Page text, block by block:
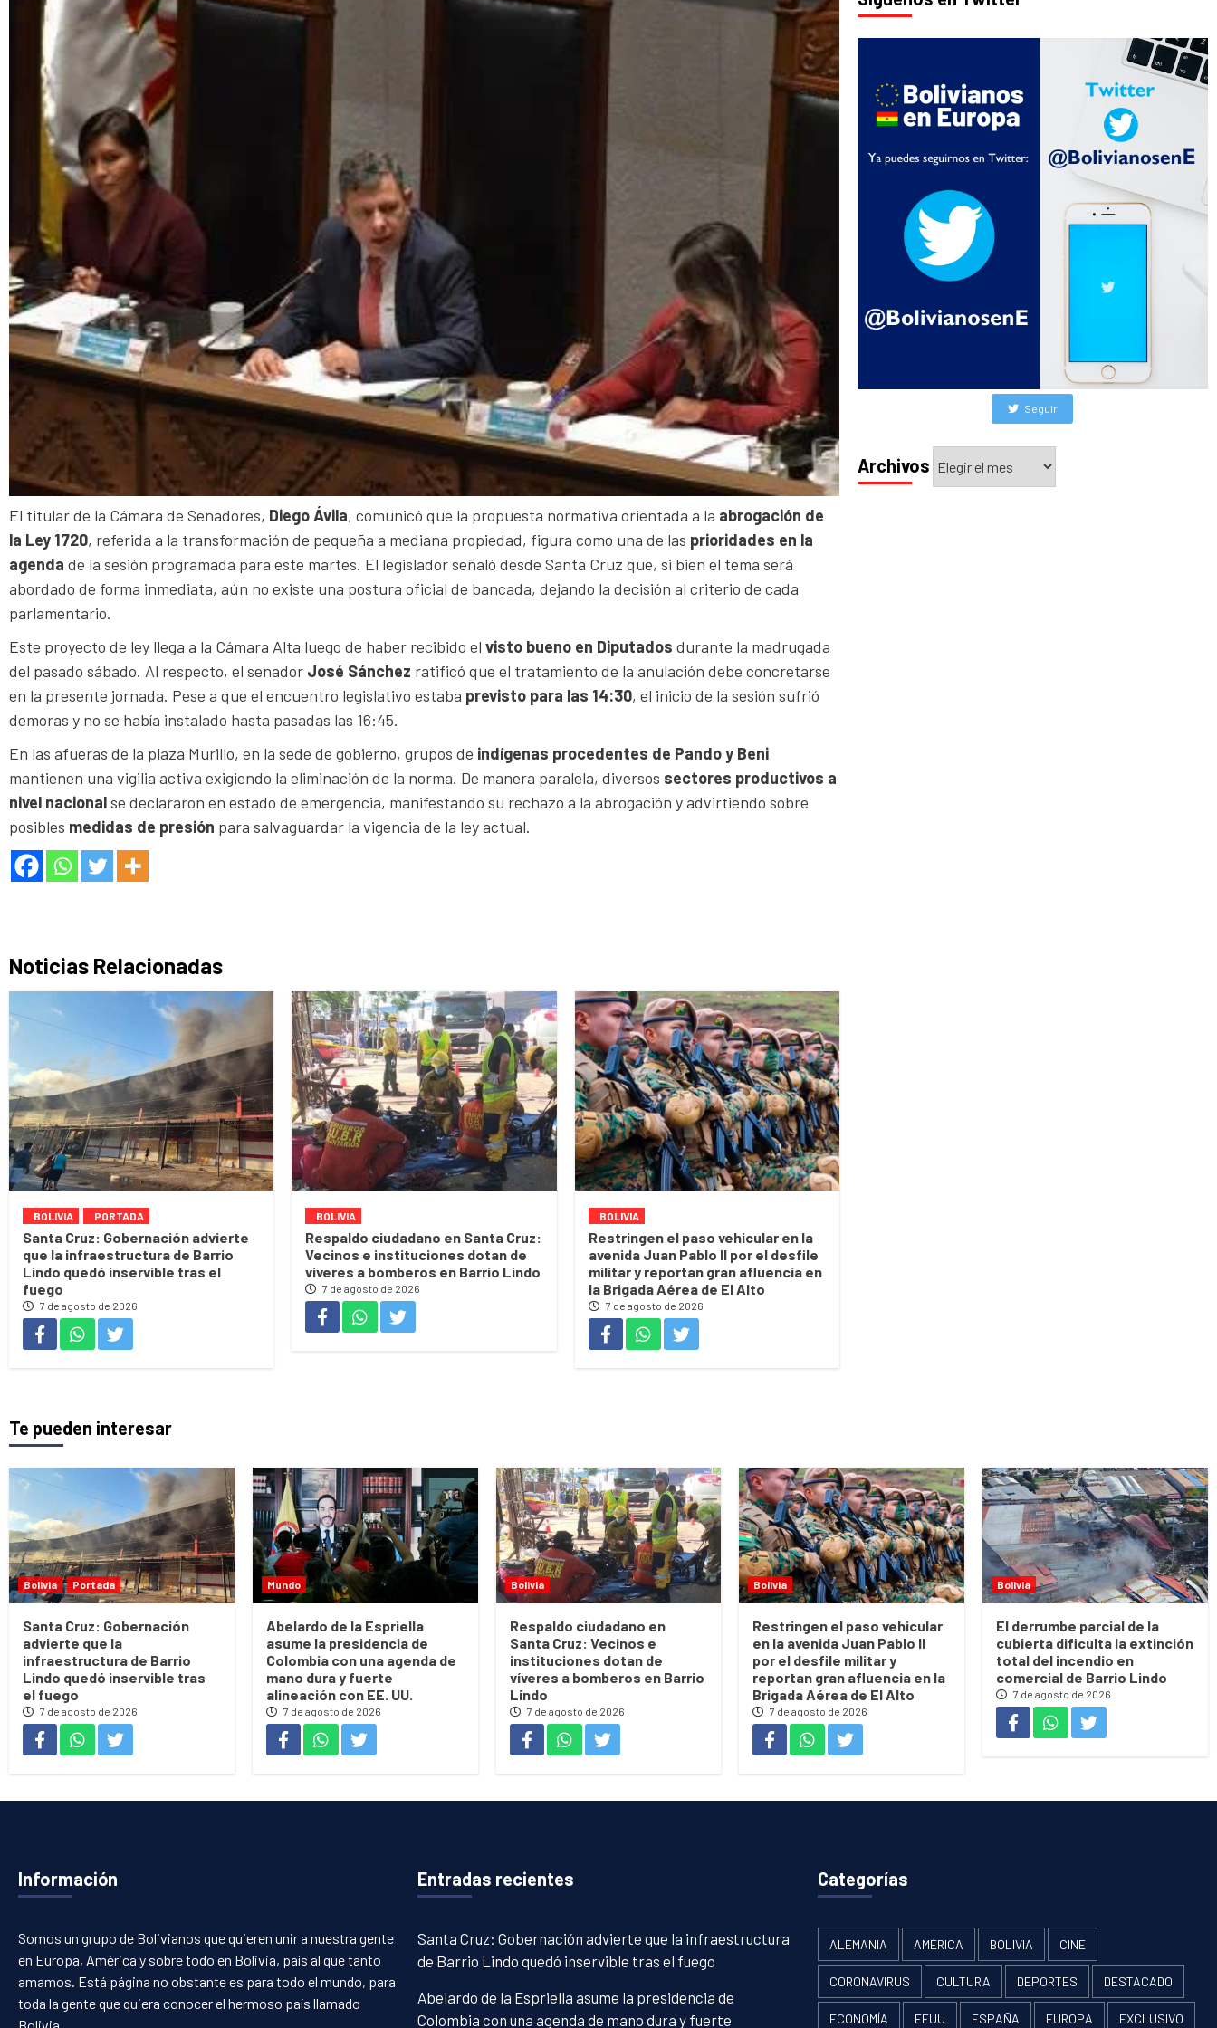
El titular de la Cámara de Senadores, Diego Ávila, comunicó que la propuesta normativa orientada a la abrogación de
la Ley 1720, referida a la transformación de pequeña a mediana propiedad, figura como una de las prioridades en la
agenda de la sesión programada para este martes. El legislador señaló desde Santa Cruz que, si bien el tema será
abordado de forma inmediata, aún no existe una postura oficial de bancada, dejando la decisión al criterio de cada
parlamentario.
Este proyecto de ley llega a la Cámara Alta luego de haber recibido el visto bueno en Diputados durante la madrugada
del pasado sábado. Al respecto, el senador José Sánchez ratificó que el tratamiento de la anulación debe concretarse
en la presente jornada. Pese a que el encuentro legislativo estaba previsto para las 14:30, el inicio de la sesión sufrió
demoras y no se había instalado hasta pasadas las 16:45.
En las afueras de la plaza Murillo, en la sede de gobierno, grupos de indígenas procedentes de Pando y Beni
mantienen una vigilia activa exigiendo la eliminación de la norma. De manera paralela, diversos sectores productivos a
nivel nacionalse declararon en estado de emergencia, manifestando su rechazo a la abrogación y advirtiendo sobre
posibles medidas de presión para salvaguardar la vigencia de la ley actual.
Noticias Relacionadas
BOLIVIA PORTADA
Santa Cruz: Gobernación advierte
que la infraestructura de Barrio
Lindo quedó inservible tras el
fuego
7 de agosto de 2026
BOLIVIA
Respaldo ciudadano en Santa Cruz:
Vecinos e instituciones dotan de
víveres a bomberos en Barrio Lindo
7 de agosto de 2026
BOLIVIA
Restringen el paso vehicular en la
avenida Juan Pablo II por el desfile
militar y reportan gran afluencia en
la Brigada Aérea de El Alto
7 de agosto de 2026
Seguir
Archivos
Archivos
Te pueden interesar
Bolivia Portada
Santa Cruz: Gobernación
advierte que la
infraestructura de Barrio
Lindo quedó inservible tras
el fuego
7 de agosto de 2026
Mundo
Abelardo de la Espriella
asume la presidencia de
Colombia con una agenda de
mano dura y fuerte
alineación con EE. UU.
7 de agosto de 2026
Bolivia
Respaldo ciudadano en
Santa Cruz: Vecinos e
instituciones dotan de
víveres a bomberos en Barrio
Lindo
7 de agosto de 2026
Bolivia
Restringen el paso vehicular
en la avenida Juan Pablo II
por el desfile militar y
reportan gran afluencia en la
Brigada Aérea de El Alto
7 de agosto de 2026
Bolivia
El derrumbe parcial de la
cubierta dificulta la extinción
total del incendio en
comercial de Barrio Lindo
7 de agosto de 2026
Información
Somos un grupo de Bolivianos que quieren unir a nuestra gente
en Europa, América y sobre todo en Bolivia, país al que tanto
amamos. Está página no obstante es para todo el mundo, para
toda la gente que quiera conocer el hermoso país llamado
Bolivia.
Entradas recientes
Santa Cruz: Gobernación advierte que la infraestructura
de Barrio Lindo quedó inservible tras el fuego
Abelardo de la Espriella asume la presidencia de
Colombia con una agenda de mano dura y fuerte
Categorías
ALEMANIA AMÉRICA BOLIVIA CINE
CORONAVIRUS CULTURA DEPORTES DESTACADO
ECONOMÍA EEUU ESPAÑA EUROPA EXCLUSIVO